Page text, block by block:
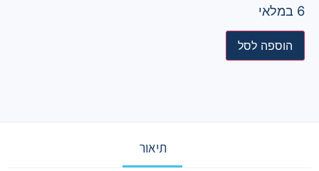
6 במלאי
הוספה לסל
תיאור